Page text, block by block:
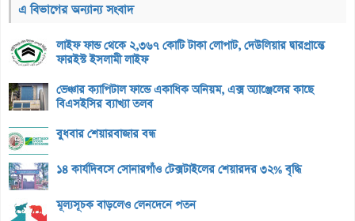
এ বিভাগের অন্যান্য সংবাদ
লাইফ ফান্ড থেকে ২,৩৬৭ কোটি টাকা লোপাট, দেউলিয়ার দ্বারপ্রান্তে
ফারইস্ট ইসলামী লাইফ
ভেঞ্চার ক্যাপিটাল ফান্ডে একাধিক অনিয়ম, এক্স অ্যাঞ্জেলের কাছে
বিএসইসির ব্যাখ্যা তলব
বুধবার শেয়ারবাজার বন্ধ
১৪ কার্যদিবসে সোনারগাঁও টেক্সটাইলের শেয়ারদর ৩২% বৃদ্ধি
মূল্যসূচক বাড়লেও লেনদেনে পতন